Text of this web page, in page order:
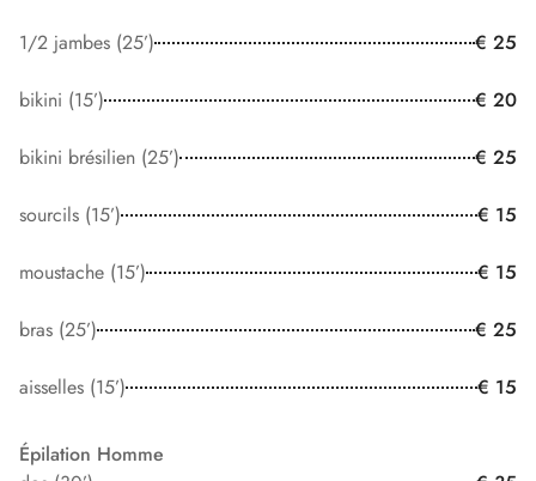
1/2 jambes (25’) € 25
bikini (15’) € 20
bikini brésilien (25’) € 25
sourcils (15’) € 15
moustache (15’) € 15
bras (25’) € 25
aisselles (15’) € 15
Épilation Homme